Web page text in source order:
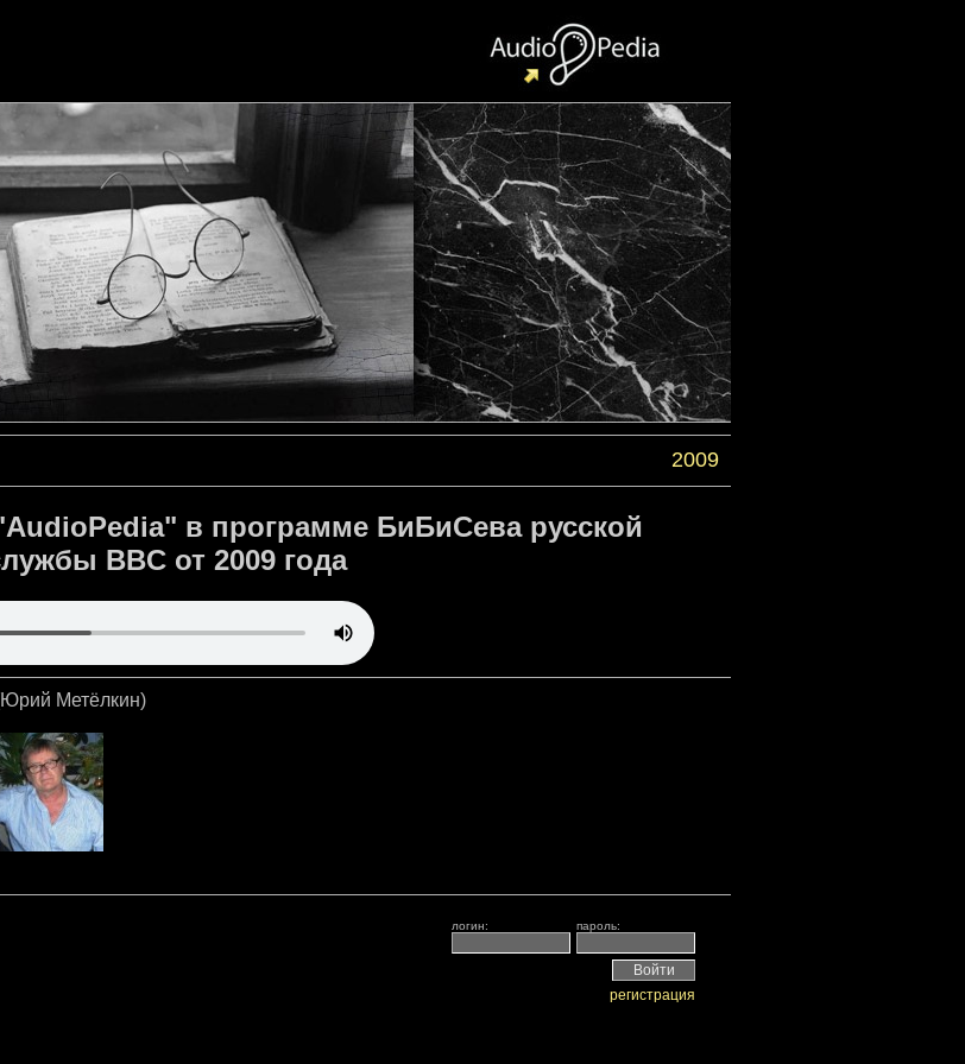
2009
в программе БиБиСева русской
BBC от 2009 года
Метёлкин)
пароль:
логин:
регистрация